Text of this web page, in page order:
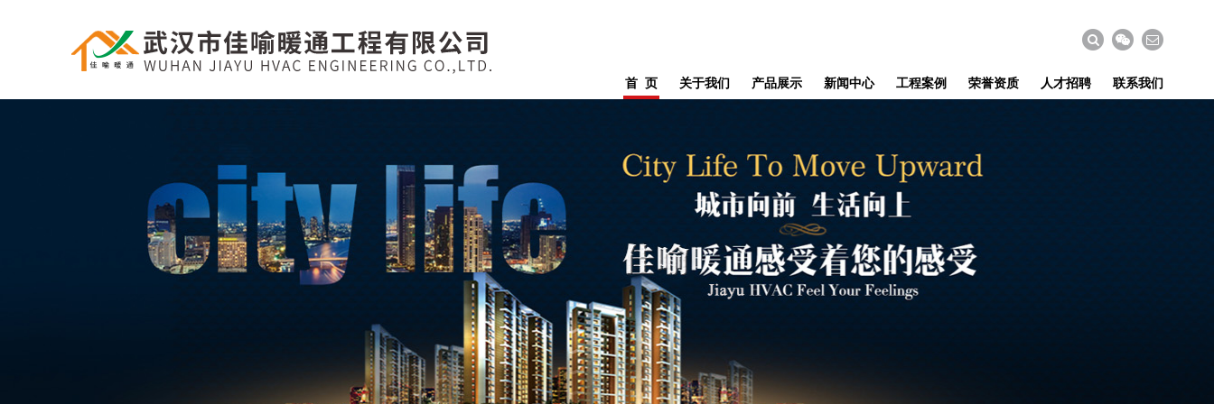
首 页 关于我们 产品展示 新闻中心 工程案例 荣誉资质 人才招聘 联系我们